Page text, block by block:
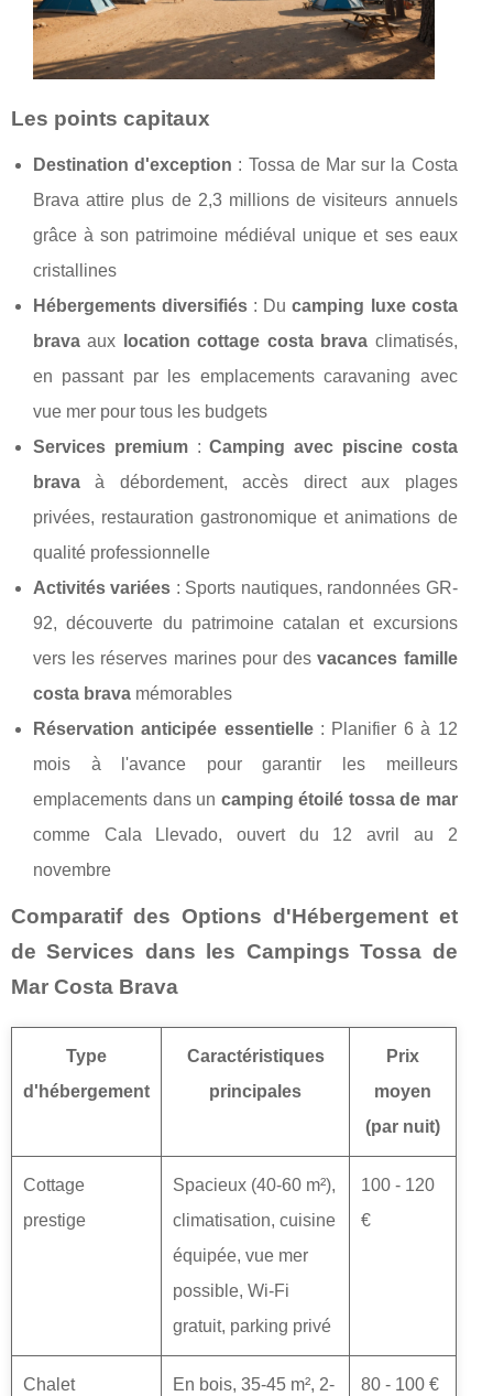
Les points capitaux
Destination d'exception : Tossa de Mar sur la Costa
Brava attire plus de 2,3 millions de visiteurs annuels
grâce à son patrimoine médiéval unique et ses eaux
cristallines
Hébergements diversifiés : Ducamping luxe costa
brava aux location cottage costa brava climatisés,
en passant par les emplacements caravaning avec
vue mer pour tous les budgets
Services premium:Camping avec piscine costa
brava à débordement, accès direct aux plages
privées, restauration gastronomique et animations de
qualité professionnelle
Activités variées : Sports nautiques, randonnées GR-
92, découverte du patrimoine catalan et excursions
vers les réserves marines pour desvacances famille
costa brava mémorables
Réservation anticipée essentielle: Planifier 6 à 12
mois à l'avance pour garantir les meilleurs
emplacements dans un camping étoilé tossa de mar
comme Cala Llevado, ouvert du 12 avril au 2
novembre
Comparatif des Options d'Hébergement et
de Services dans les Campings Tossa de
Mar Costa Brava
Type
d'hébergement
Caractéristiques
principales
Prix
moyen
(par nuit)
Cottage
prestige
Spacieux (40-60 m²),
climatisation, cuisine
équipée, vue mer
possible, Wi-Fi
gratuit, parking privé
100 - 120
€
Chalet
En bois, 35-45 m², 2-
80 - 100 €